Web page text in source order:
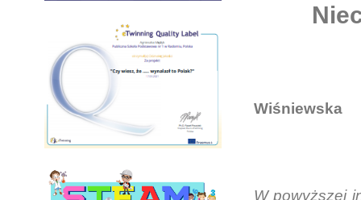
Wiśniewska
W powyższej